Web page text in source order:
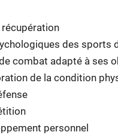
des sports
combat adapté à ses
de la condition
personnel